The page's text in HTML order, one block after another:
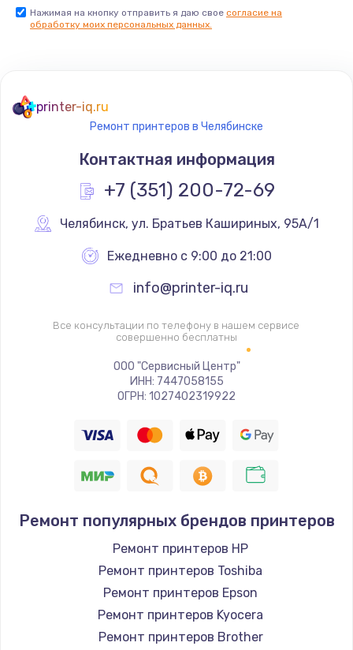
Заказать
Грязная печать
350 руб.
Заказать
Ремонт механики сканирующей головки
1350 руб.
Заказать
Перепрошивка, восстановление ПО
Заказать
Замена матричного блока
Заказать
Комплексная чистка
600 руб.
Заказать
Нажимая на кнопку отправить я даю свое согласие на
обработку моих персональных данных.
printer-iq.ru
Ремонт принтеров в Челябинске
Контактная информация
+7 (351) 200-72-69
Челябинск, ул. Братьев Кашириных, 95А/1
Ежедневно с 9:00 до 21:00
info@printer-iq.ru
Все консультации по телефону в нашем сервисе
совершенно бесплатны
ООО "Сервисный Центр"
ИНН: 7447058155
ОГРН: 1027402319922
Ремонт популярных брендов принтеров
Ремонт принтеров HP
Ремонт принтеров Toshiba
Ремонт принтеров Epson
Ремонт принтеров Kyocera
Ремонт принтеров Brother